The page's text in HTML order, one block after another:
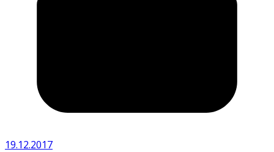
19.12.2017